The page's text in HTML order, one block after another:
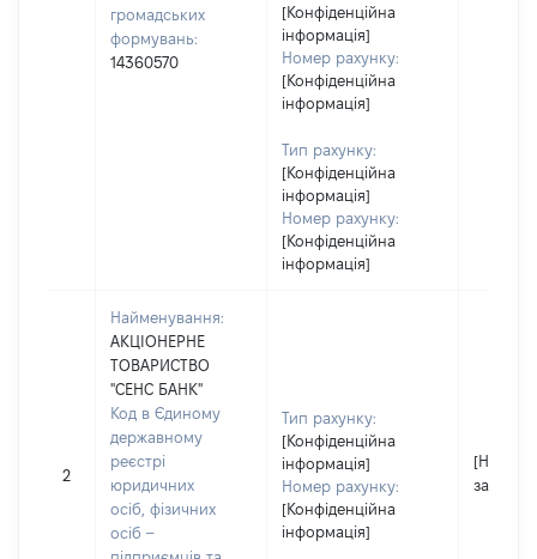
громадських
формувань:
14360570
[Конфіденційна
інформація]
Номер рахунку:
[Конфіденційна
інформація]
Тип рахунку:
[Конфіденційна
інформація]
Номер рахунку:
[Конфіденційна
інформація]
2
Найменування:
АКЦІОНЕРНЕ
ТОВАРИСТВО
"СЕНС БАНК"
Код в Єдиному
державному
реєстрі
юридичних
осіб, фізичних
осіб –
Тип рахунку:
[Конфіденційна
інформація]
Номер рахунку:
[Конфіденційна
інформація]
[Не